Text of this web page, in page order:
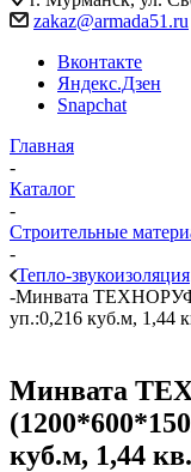
zakaz@armada51.ru
Вконтакте
Яндекс.Дзен
Snapchat
Главная
-
Каталог
-
Строительные
-
Тепло-звукоизоляция
-Минвата
уп.:0,216 куб.м, 1,44
Минвата
куб.м, 1,44